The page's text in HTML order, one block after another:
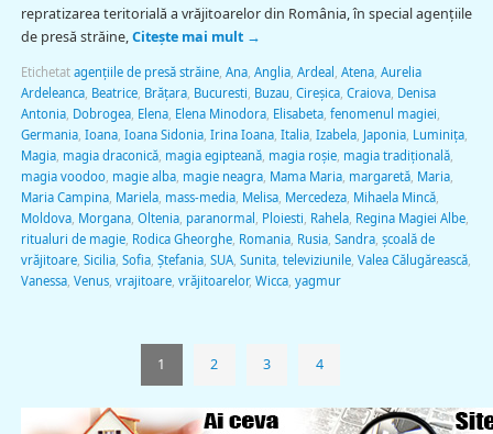
repratizarea teritorială a vrăjitoarelor din România, în special agențiile
de presă străine,Citește mai mult →
Etichetat agențiile de presă străine, Ana, Anglia, Ardeal , Atena, Aurelia
Ardeleanca, Beatrice, Brăţara, Bucuresti, Buzau, Cireșica, Craiova, Denisa
Antonia, Dobrogea, Elena, Elena Minodora, Elisabeta, fenomenul magiei,
Germania, Ioana, Ioana Sidonia, Irina Ioana, Italia, Izabela, Japonia, Luminița,
Magia, magia draconică, magia egipteană, magia roşie, magia tradiţională,
magia voodoo, magie alba, magie neagra, Mama Maria, margaretă, Maria,
Maria Campina, Mariela, mass-media, Melisa, Mercedeza, Mihaela Mincă,
Moldova, Morgana, Oltenia, paranormal , Ploiesti, Rahela, Regina Magiei Albe,
ritualuri de magie, Rodica Gheorghe, Romania, Rusia, Sandra, școală de
vrăjitoare, Sicilia, Sofia, Ștefania, SUA, Sunita, televiziunile, Valea Călugărească,
Vanessa, Venus, vrajitoare, vrăjitoarelor, Wicca, yagmur
1 2 3 4